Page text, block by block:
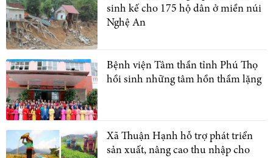
sinh kế cho 175 hộ dân ở miền núi
Nghệ An
Bệnh viện Tâm thần tỉnh Phú Thọ
hồi sinh những tâm hồn thầm lặng
Xã Thuận Hạnh hỗ trợ phát triển
sản xuất, nâng cao thu nhập cho